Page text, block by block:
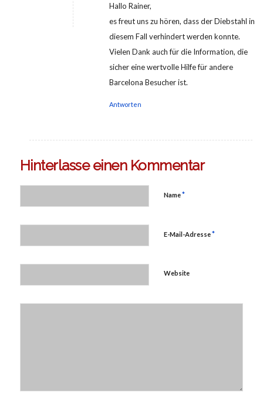
Hallo Rainer,
es freut uns zu hören, dass der Diebstahl in
diesem Fall verhindert werden konnte.
Vielen Dank auch für die Information, die
sicher eine wertvolle Hilfe für andere
Barcelona Besucher ist.
Antworten
Hinterlasse einen Kommentar
Name*
E-Mail-Adresse*
Website